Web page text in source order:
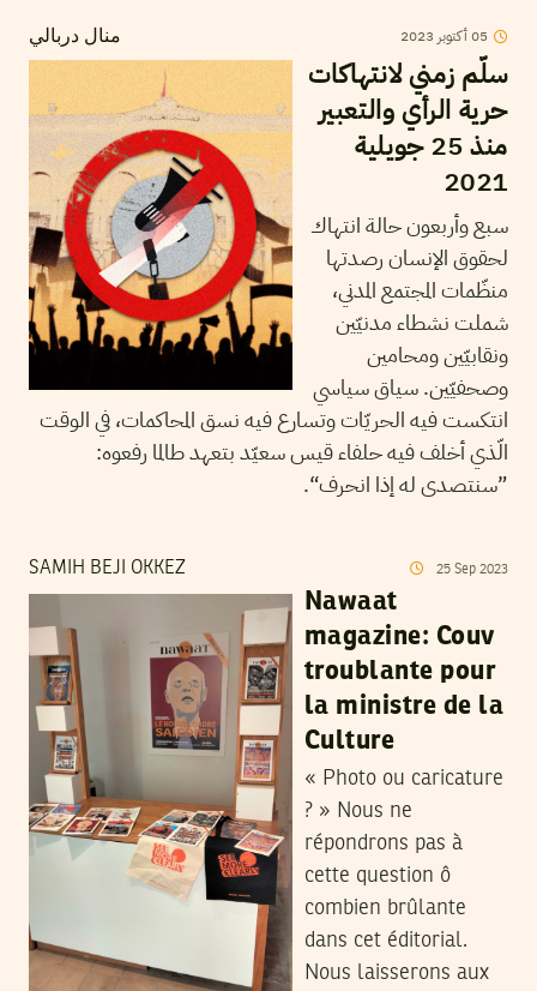
منال دربالي 05أكتوبر 2023
سلّم زمني لانتهاكات
حرية الرأي والتعبير
منذ 25 جويلية
2021
سبع وأربعون حالة انتهاك
لحقوق الإنسان رصدتها
منظّمات المجتمع المدني،
شملت نشطاء مدنيّين
ونقابيّين ومحامين
وصحفيّين. سياق سياسي
انتكست فيه الحريّات وتسارع فيه نسق المحاكمات، في الوقت
الّذي أخلف فيه حلفاء قيس سعيّد بتعهد طالما رفعوه:
”سنتصدى له إذا انحرف“.
SAMIH BEJI OKKEZ 25 Sep 2023
Nawaat
magazine: Couv
troublante pour
la ministre de la
Culture
« Photo ou caricature
? » Nous ne
répondrons pas à
cette question ô
combien brûlante
dans cet éditorial.
Nous laisserons aux